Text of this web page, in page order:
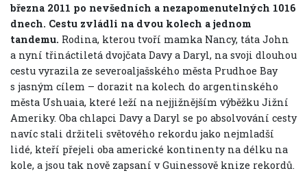
března 2011 po nevšedních a nezapomenutelných 1016
dnech. Cestu zvládli na dvou kolech a jednom
tandemu. Rodina, kterou tvoří mamka Nancy, táta John
a nyní třináctiletá dvojčata Davy a Daryl, na svoji dlouhou
cestu vyrazila ze severoaljašského města Prudhoe Bay
s jasným cílem – dorazit na kolech do argentinského
města Ushuaia, které leží na nejjižnějším výběžku Jižní
Ameriky. Oba chlapci Davy a Daryl se po absolvování cesty
navíc stali držiteli světového rekordu jako nejmladší
lidé, kteří přejeli oba americké kontinenty na délku na
kole, a jsou tak nově zapsaní v Guinessově knize rekordů.